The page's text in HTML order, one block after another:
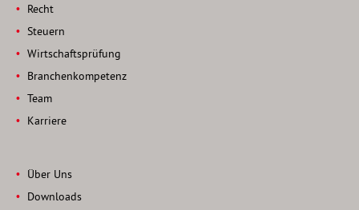
Recht
Steuern
Wirtschaftsprüfung
Branchenkompetenz
Team
Karriere
Über Uns
Downloads